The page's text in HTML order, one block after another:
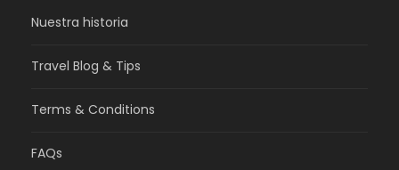
Nuestra historia
Travel Blog & Tips
Terms & Conditions
FAQs